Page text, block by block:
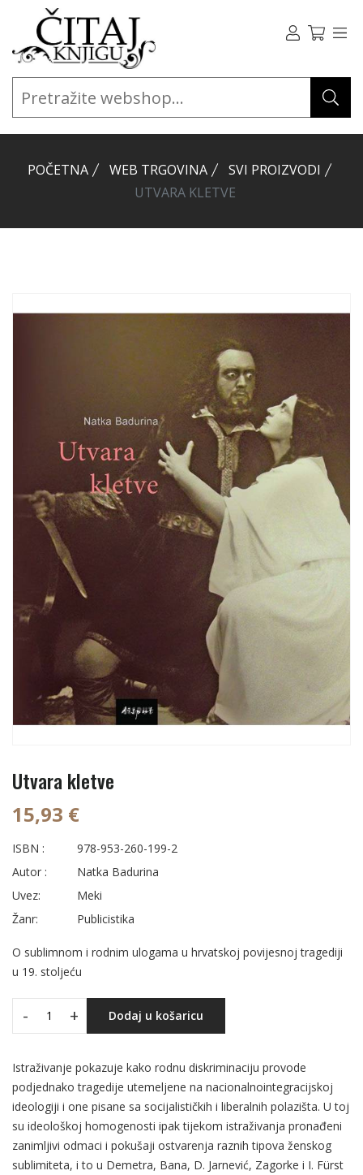
POČETNA WEB TRGOVINA
SVI PROIZVODI
UTVARA KLETVE
Utvara kletve
15,93 €
ISBN :
978-953-260-199-2
Autor :
Natka Badurina
Uvez:
Meki
Žanr:
Publicistika
O sublimnom i rodnim ulogama u hrvatskoj povijesnoj tragediji
u 19. stoljeću
- + Dodaj u košaricu
Istraživanje pokazuje kako rodnu diskriminaciju provode
podjednako tragedije utemeljene na nacionalnointegracijskoj
ideologiji i one pisane sa socijalističkih i liberalnih polazišta. U toj
su ideološkoj homogenosti ipak tijekom istraživanja pronađeni
zanimljivi odmaci i pokušaji ostvarenja raznih tipova ženskog
sublimiteta, i to u Demetra, Bana, D. Jarnević, Zagorke i I. Fürst